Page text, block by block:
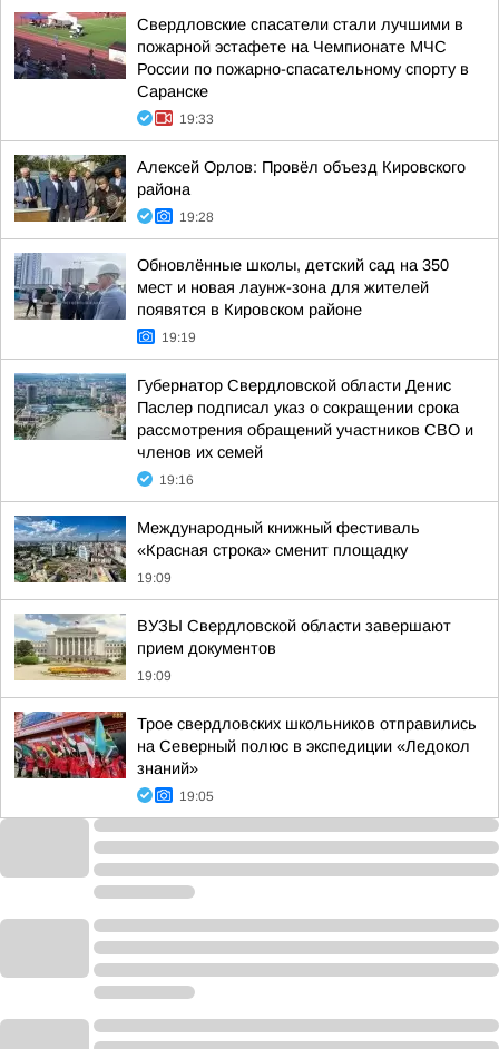
Свердловские спасатели стали лучшими в
пожарной эстафете на Чемпионате МЧС
России по пожарно-спасательному спорту в
Саранске
19:33
Алексей Орлов: Провёл объезд Кировского
района
19:28
Обновлённые школы, детский сад на 350
мест и новая лаунж-зона для жителей
появятся в Кировском районе
19:19
Губернатор Свердловской области Денис
Паслер подписал указ о сокращении срока
рассмотрения обращений участников СВО и
членов их семей
19:16
Международный книжный фестиваль
«Красная строка» сменит площадку
19:09
ВУЗЫ Свердловской области завершают
прием документов
19:09
Трое свердловских школьников отправились
на Северный полюс в экспедиции «Ледокол
знаний»
19:05